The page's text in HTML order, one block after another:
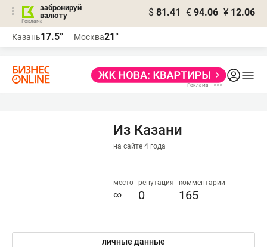
забронируй
валюту
$ 81.41 € 94.06 ¥ 12.06
Казань17.5° Москва21°
Из Казани
на сайте 4 года
место
∞
репутация
0
комментарии
165
личные данные